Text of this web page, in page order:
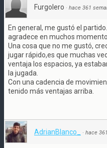
Furgolero · hace 361
En general, me gustó el
agradece en muchos
Una cosa que no me gustó,
jugar rápido,es que muchas
ventaja los espacios, ya
la jugada.
Con una cadencia de
tenido más ventajas arriba.
AdrianBlanco_ · hace